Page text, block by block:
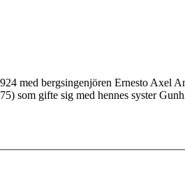
med bergsingenjören Ernesto Axel
som gifte sig med hennes syster